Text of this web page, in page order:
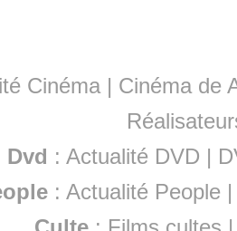
Cinéma | Cinéma de
Dvd : Actualité DVD |
:Actualité People